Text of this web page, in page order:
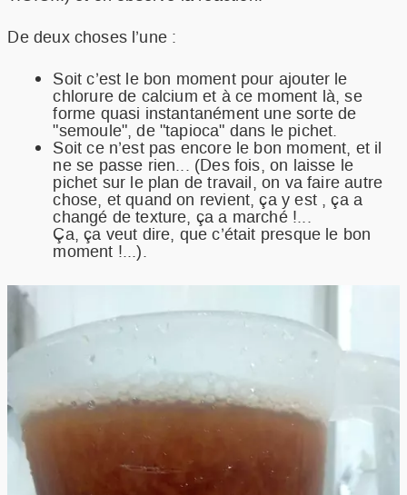
De deux choses l’une :
Soit c’est le bon moment pour ajouter le
chlorure de calcium et à ce moment là, se
forme quasi instantanément une sorte de
"semoule", de "tapioca" dans le pichet.
Soit ce n’est pas encore le bon moment, et il
ne se passe rien... (Des fois, on laisse le
pichet sur le plan de travail, on va faire autre
chose, et quand on revient, ça y est , ça a
changé de texture, ça a marché !...
Ça, ça veut dire, que c’était presque le bon
moment !...).